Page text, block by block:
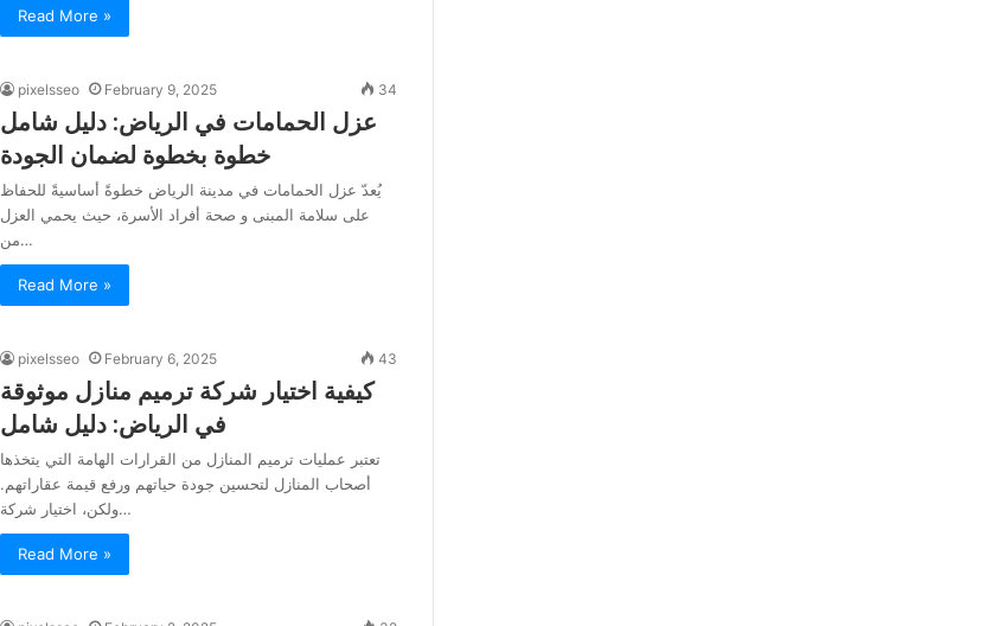
Read More »
pixelsseo February 9, 2025 34
عزل الحمامات في الرياض: دليل شامل
خطوة بخطوة لضمان الجودة
يُعدّ عزل الحمامات في مدينة الرياض خطوةً أساسيةً للحفاظ
على سلامة المبنى و صحة أفراد الأسرة، حيث يحمي العزل
من…
Read More »
pixelsseo February 6, 2025 43
كيفية اختيار شركة ترميم منازل موثوقة
في الرياض: دليل شامل
تعتبر عمليات ترميم المنازل من القرارات الهامة التي يتخذها
أصحاب المنازل لتحسين جودة حياتهم ورفع قيمة عقاراتهم.
ولكن، اختيار شركة…
Read More »